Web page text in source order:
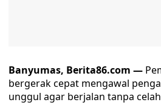
Banyumas, Berita86.com —
bergerak cepat mengawal
unggul agar berjalan tanpa